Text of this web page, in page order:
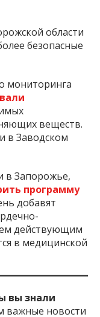
области
безопасные
мониторинга
веществ.
в Заводском
в Запорожье,
программу
добавят
действующим
в медицинской
вы знали
важные новости